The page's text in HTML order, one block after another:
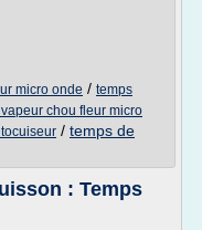
micro onde / temps
chou fleur micro
/ temps de
: Temps